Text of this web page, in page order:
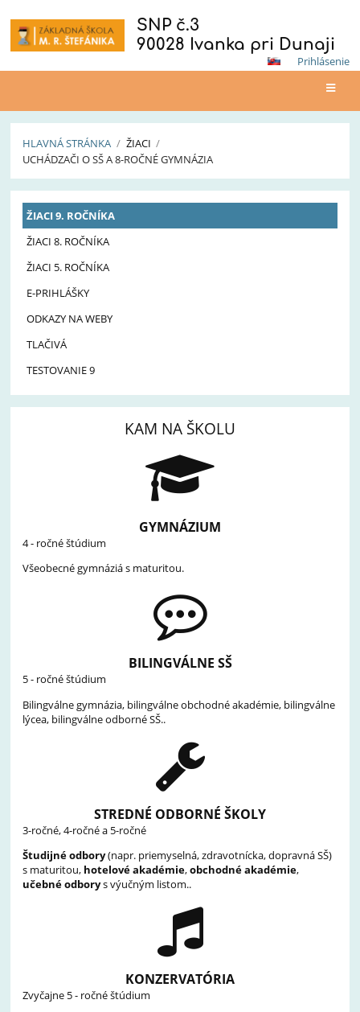
SNP č.3
90028 Ivanka pri Dunaji
Prihlásenie
HLAVNÁ STRÁNKA / ŽIACI /
UCHÁDZAČI O SŠ A 8-ROČNÉ GYMNÁZIA
Uchádzači
SŠ
ročné
gymnázia
ŽIACI 9. ROČNÍKA
ŽIACI 8. ROČNÍKA
ŽIACI 5. ROČNÍKA
E-PRIHLÁŠKY
ODKAZY NA WEBY
TLAČIVÁ
TESTOVANIE 9
KAM NA ŠKOLU
GYMNÁZIUM
4 - ročné štúdium
Všeobecné gymnáziá s maturitou.
BILINGVÁLNE SŠ
5 - ročné štúdium
Bilingválne gymnázia, bilingválne obchodné akadémie, bilingválne
lýcea, bilingválne odborné SŠ..
STREDNÉ ODBORNÉ ŠKOLY
3-ročné, 4-ročné a 5-ročné
Študijné odbory(napr. priemyselná, zdravotnícka, dopravná SŠ)
s maturitou, hotelové akadémie,obchodné akadémie,
učebné odborys výučným listom..
KONZERVATÓRIA
Zvyčajne 5 - ročné štúdium